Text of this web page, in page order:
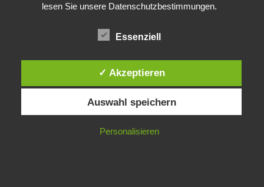
lesen Sie unsere Datenschutzbestimmungen.
Essenziell
✓ Akzeptieren
Auswahl speichern
Personalisieren